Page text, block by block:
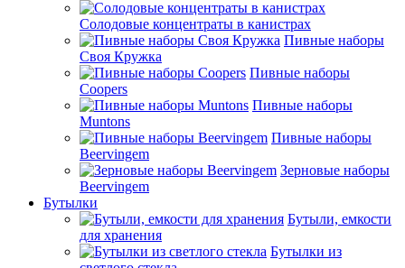
Солодовые концентраты в канистрах
Пивные наборы
Своя Кружка
Пивные наборы
Coopers
Пивные наборы
Muntons
Пивные наборы
Beervingem
Зерновые наборы
Beervingem
Бутылки
Бутыли, емкости
для хранения
Бутылки из